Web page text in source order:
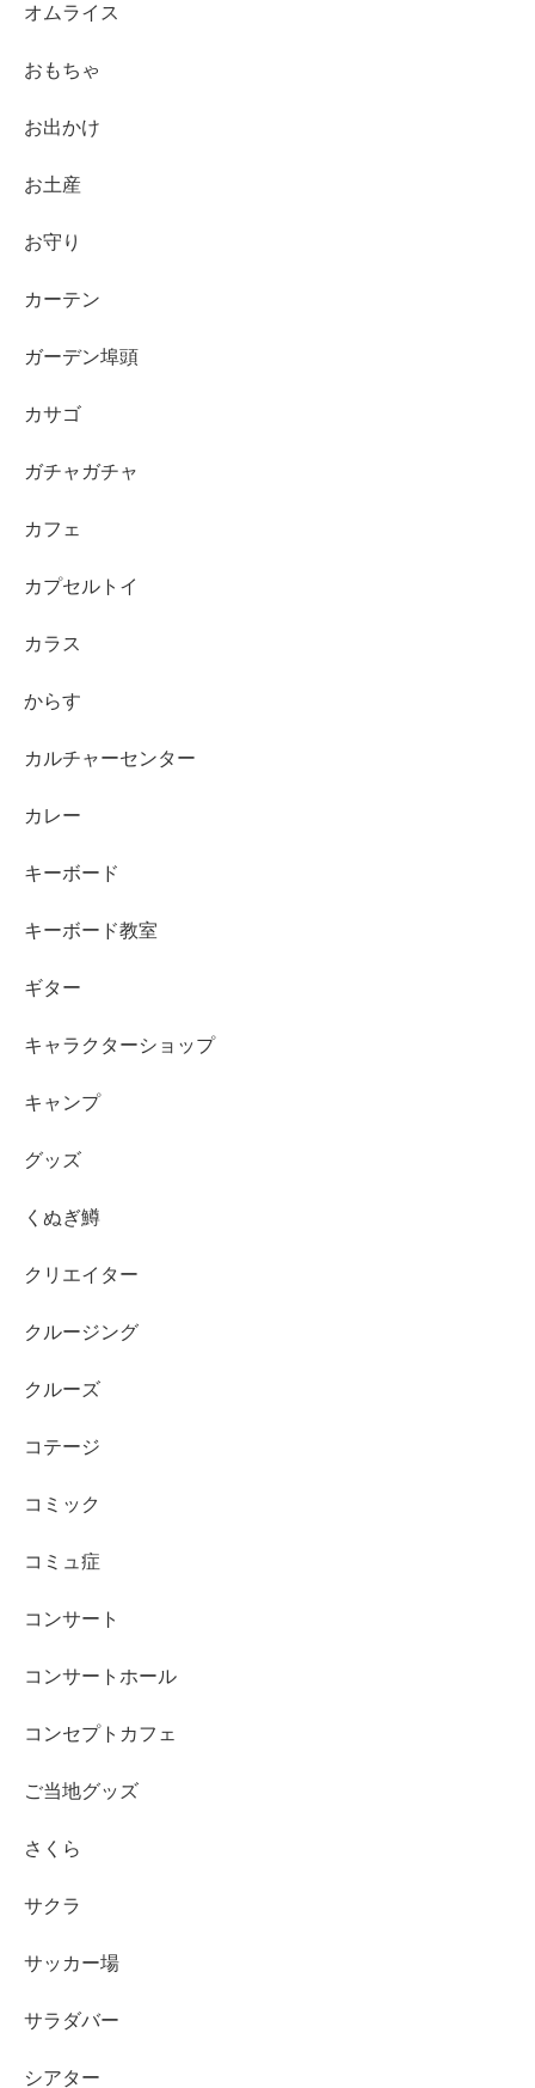
オムライス
おもちゃ
お出かけ
お土産
お守り
カーテン
ガーデン埠頭
カサゴ
ガチャガチャ
カフェ
カプセルトイ
カラス
からす
カルチャーセンター
カレー
キーボード
キーボード教室
ギター
キャラクターショップ
キャンプ
グッズ
くぬぎ鱒
クリエイター
クルージング
クルーズ
コテージ
コミック
コミュ症
コンサート
コンサートホール
コンセプトカフェ
ご当地グッズ
さくら
サクラ
サッカー場
サラダバー
シアター